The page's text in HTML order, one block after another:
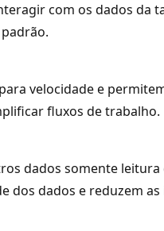
com os dados
velocidade e
fluxos de trabalho.
dados somente
dos dados e reduzem